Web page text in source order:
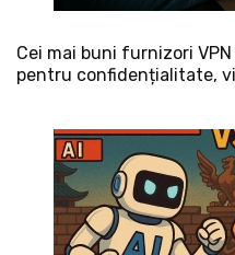
Cei mai buni furnizori
pentru confidențialitate,